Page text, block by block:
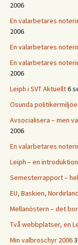
2006
En valarbetares
2006
En valarbetares
En valarbetares
2006
Leiph i SVT Aktuellt6
Osunda
Avsocialisera – men
2006
En valarbetares
Leiph – en introduktion
Semesterrapport –
EU, Baskien,
Mellanöstern – det
Två webbplatser, en
Min valbroschyr 2006